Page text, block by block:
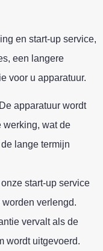
en start-up service,
een langere
voor u apparatuur.
apparatuur wordt
werking, wat de
lange termijn
start-up service
verlengd.
vervalt als de
wordt uitgevoerd.